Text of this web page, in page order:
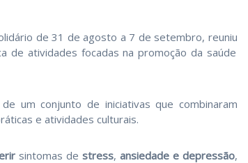
de 31 de agosto a 7 de setembro, reuniu
atividades focadas na promoção da saúde
um conjunto de iniciativas que combinaram
e atividades culturais.
sintomas de stress, ansiedade e depressão,